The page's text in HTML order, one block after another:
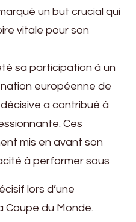
un but crucial qui
vitale pour son
sa participation à un
européenne de
a contribué à
Ces
mis en avant son
à performer sous
lors d’une
Coupe du Monde.